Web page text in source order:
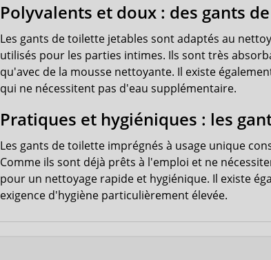
Polyvalents et doux : des gants
Les gants de toilette jetables sont adaptés au
utilisés pour les parties intimes. Ils sont très
qu'avec de la mousse nettoyante. Il existe
qui ne nécessitent pas d'eau supplémentaire.
Pratiques et hygiéniques : les
Les gants de toilette imprégnés à usage unique
Comme ils sont déjà prêts à l'emploi et ne
pour un nettoyage rapide et hygiénique. Il existe
exigence d'hygiène particulièrement élevée.